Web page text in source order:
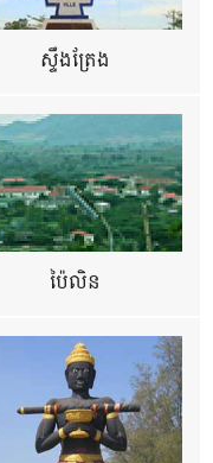
ស្ទឹងត្រែង
ប៉ៃលិន